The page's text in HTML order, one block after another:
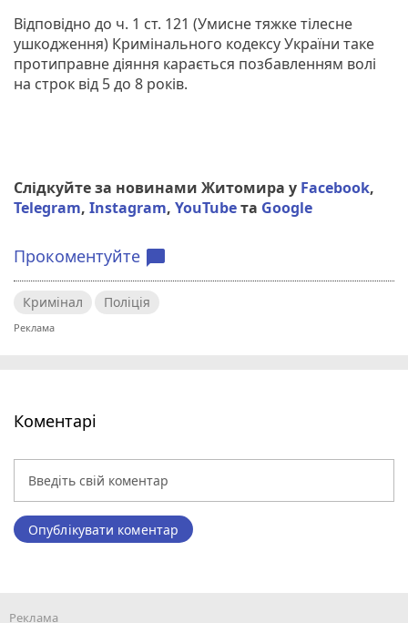
Відповідно до ч. 1 ст. 121 (Умисне тяжке тілесне
ушкодження) Кримінального кодексу України таке
протиправне діяння карається позбавленням волі
на строк від 5 до 8 років.
Слідкуйте за новинами Житомира у Facebook,
Telegram, Instagram, YouTubeта Google
Прокоментуйте chat_bubble
Кримінал Поліція
Коментарі
Опублікувати коментар